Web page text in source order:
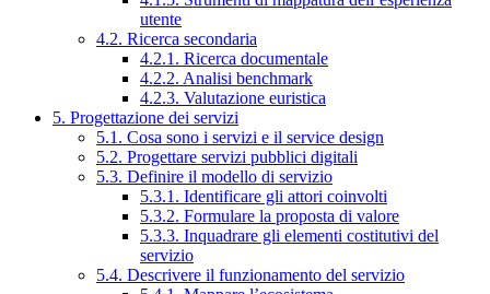
utente
4.2. Ricerca secondaria
4.2.1. Ricerca documentale
4.2.2. Analisi benchmark
4.2.3. Valutazione euristica
5. Progettazione dei servizi
5.1. Cosa sono i servizi e il service design
5.2. Progettare servizi pubblici digitali
5.3. Definire il modello di servizio
5.3.1. Identificare gli attori coinvolti
5.3.2. Formulare la proposta di valore
5.3.3. Inquadrare gli elementi costitutivi del
servizio
5.4. Descrivere il funzionamento del servizio